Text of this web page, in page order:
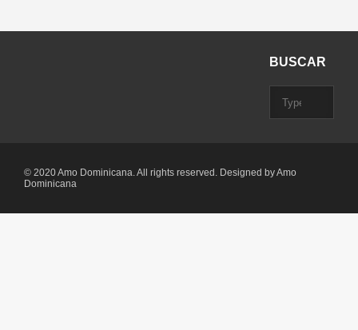
BUSCAR
© 2020 Amo Dominicana. All rights reserved. Designed by Amo
Dominicana